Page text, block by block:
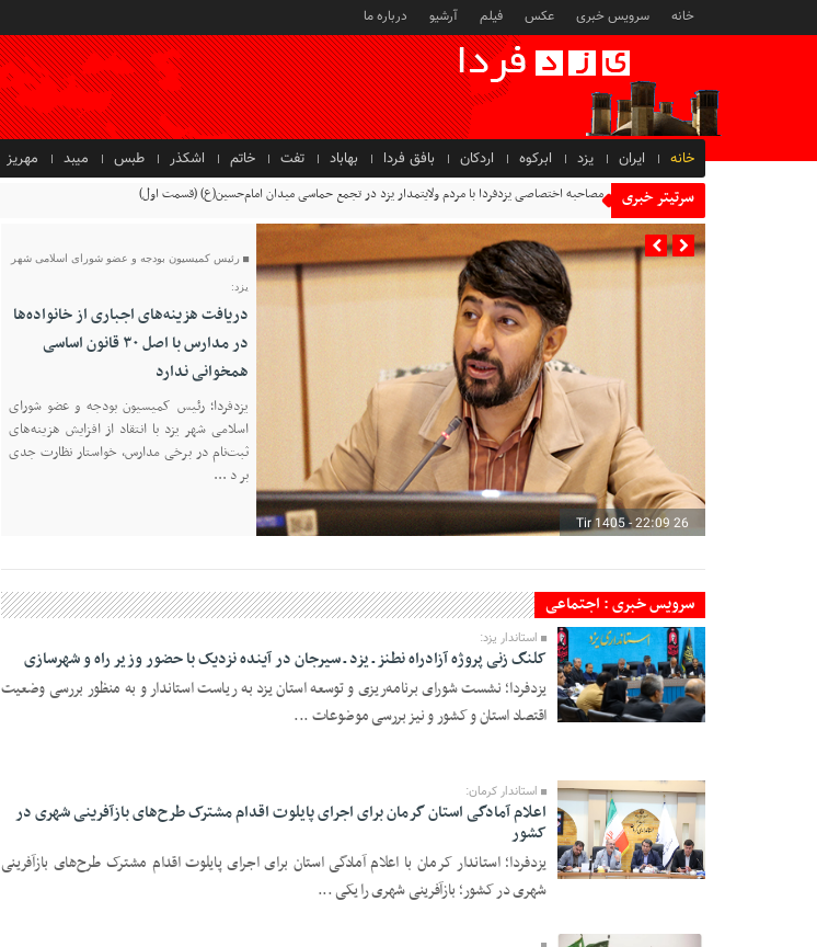
خانه سرویس خبری عکس فیلم آرشیو درباره ما
خانه ایران یزد ابرکوه اردکان بافق فردا بهاباد تفت خاتم اشکذر طبس میبد مهریز
سرتیتر خبری مصاحبه اختصاصی یزدفردا با مردم ولایتمدار یزد در تجمع حماسی میدان امام‌حسین(ع) (قسمت اول)
26 Tir 1405 - 22:09
رئیس کمیسیون بودجه و عضو شورای اسلامی شهر
یزد:
دریافت هزینه‌های اجباری از خانواده‌ها
در مدارس با اصل ۳۰ قانون اساسی
همخوانی ندارد
یزدفردا؛ رئیس کمیسیون بودجه و عضو شورای
اسلامی شهر یزد با انتقاد از افزایش هزینه‌های
ثبت‌نام در برخی مدارس، خواستار نظارت جدی
بر د ...
سرویس خبری : اجتماعی
26 Tir 1405 - 17:34
استاندار یزد:
کلنگ زنی پروژه آزادراه نطنز ـ یزد ـ سیرجان در آینده نزدیک با حضور وزیر راه و شهرسازی
یزدفردا؛ نشست شورای برنامه‌ریزی و توسعه استان یزد به ریاست استاندار و به منظور بررسی وضعیت
اقتصاد استان و کشور و نیز بررسی موضوعات ...
24 Tir 1405 - 23:05
استاندار کرمان:
اعلام آمادگی استان گرمان برای اجرای پایلوت اقدام‌ مشترک طرح‌های بازآفرینی شهری در
کشور
یزدفردا؛ استاندار کرمان با اعلام آمادگی استان برای اجرای پایلوت اقدام مشترک طرح‌های بازآفرینی
شهری در کشور؛ بازآفرینی شهری را یکی ...